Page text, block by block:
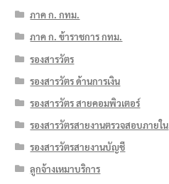
ภาค ก. กทม.
ภาค ก. ข้าราชการ กทม.
รองสารวัตร
รองสารวัตร ด้านการเงิน
รองสารวัตร สายคอมพิวเตอร์
รองสารวัตรสายงานตรวจสอบภายใน
รองสารวัตรสายงานบัญชี
ลูกจ้างเหมาบริการ